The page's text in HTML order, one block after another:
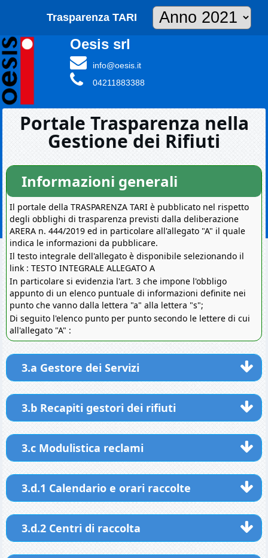
Trasparenza TARI
Oesis srl
info@oesis.it
04211883388
Portale Trasparenza nella
Gestione dei Rifiuti
Informazioni generali
Il portale della TRASPARENZA TARI è pubblicato nel rispetto
degli obblighi di trasparenza previsti dalla deliberazione
ARERA n. 444/2019 ed in particolare all'allegato "A" il quale
indica le informazioni da pubblicare.
Il testo integrale dell'allegato è disponibile selezionando il
link : TESTO INTEGRALE ALLEGATO A
In particolare si evidenzia l'art. 3 che impone l'obbligo
appunto di un elenco puntuale di informazioni definite nei
punto che vanno dalla lettera "a" alla lettera "s";
Di seguito l'elenco punto per punto secondo le lettere di cui
all'allegato "A" :
3.a Gestore dei Servizi
3.b Recapiti gestori dei rifiuti
3.c Modulistica reclami
3.d.1 Calendario e orari raccolte
3.d.2 Centri di raccolta